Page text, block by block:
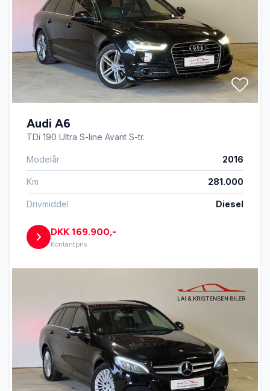
Audi A6
TDi 190 Ultra S-line Avant S-tr.
Modelår 2016
Km 281.000
Drivmiddel Diesel
DKK 169.900,-
Kontantpris